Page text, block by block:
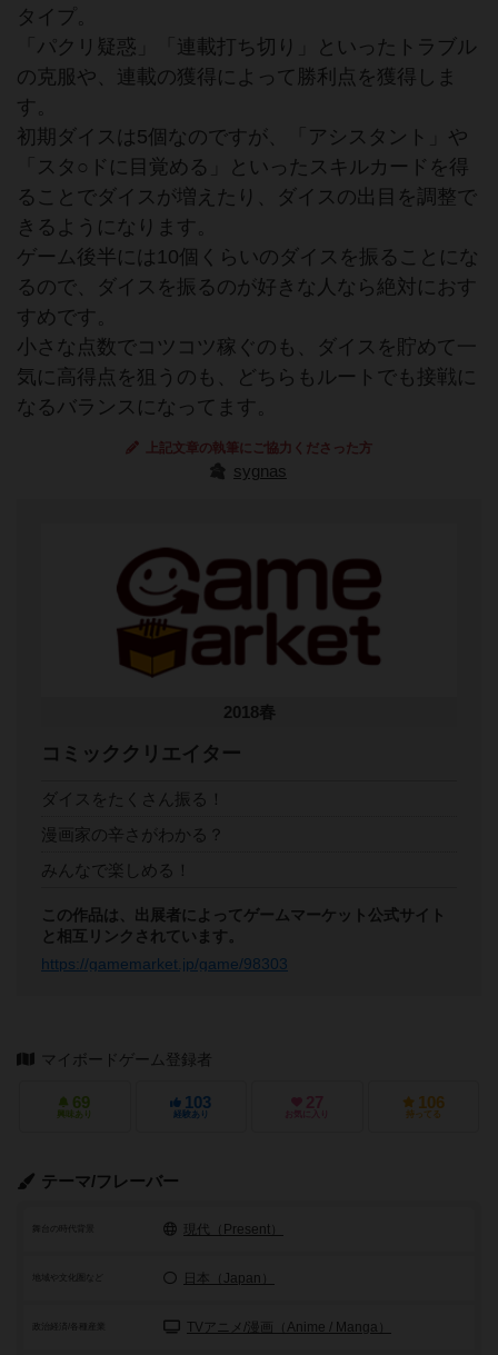
タイプ。
「パクリ疑惑」「連載打ち切り」といったトラブル
の克服や、連載の獲得によって勝利点を獲得しま
す。
初期ダイスは5個なのですが、「アシスタント」や
「スタ○ドに目覚める」といったスキルカードを得
ることでダイスが増えたり、ダイスの出目を調整で
きるようになります。
ゲーム後半には10個くらいのダイスを振ることにな
るので、ダイスを振るのが好きな人なら絶対におす
すめです。
小さな点数でコツコツ稼ぐのも、ダイスを貯めて一
気に高得点を狙うのも、どちらもルートでも接戦に
なるバランスになってます。
上記文章の執筆にご協力くださった方
sygnas
2018春
コミッククリエイター
ダイスをたくさん振る！
漫画家の辛さがわかる？
みんなで楽しめる！
この作品は、出展者によってゲームマーケット公式サイト
と相互リンクされています。
https://gamemarket.jp/game/98303
マイボードゲーム登録者
69
興味あり
103
経験あり
27
お気に入り
106
持ってる
テーマ/フレーバー
舞台の時代背景 現代（Present）
地域や文化圏など 日本（Japan）
政治経済/各種産業 TVアニメ/漫画（Anime / Manga）